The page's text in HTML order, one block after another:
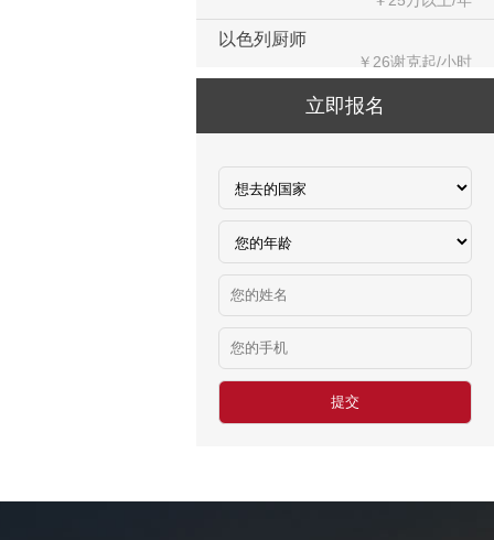
以色列厨师
韩国水产养殖和渔业加工
￥9620韩币起/小时
￥3000-4000加币/月
赴新加坡建筑
￥2000新币/月
高尔夫球童
福井县眼镜成形
德国帮厨
立即报名